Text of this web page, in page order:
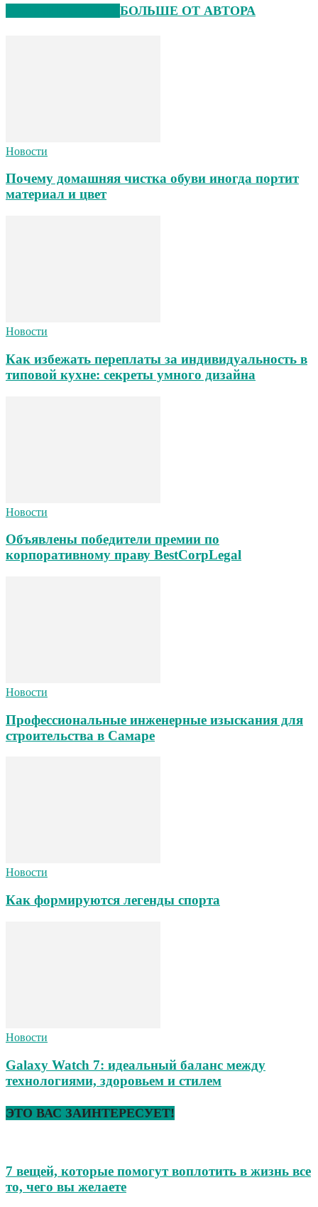
БОЛЬШЕ ОТ АВТОРА
Новости
Почему домашняя чистка обуви иногда портит
материал и цвет
Новости
Как избежать переплаты за индивидуальность в
типовой кухне: секреты умного дизайна
Новости
Объявлены победители премии по
корпоративному праву BestCorpLegal
Новости
Профессиональные инженерные изыскания для
строительства в Самаре
Новости
Как формируются легенды спорта
Новости
Galaxy Watch 7: идеальный баланс между
технологиями, здоровьем и стилем
ЭТО ВАС ЗАИНТЕРЕСУЕТ!
7 вещей, которые помогут воплотить в жизнь все
то, чего вы желаете